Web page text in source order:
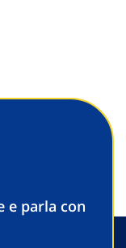
e parla con